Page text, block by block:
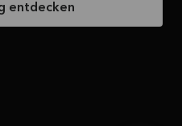
entdecken